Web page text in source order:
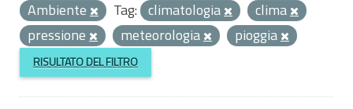
Ambiente
Tag: climatologia
clima
pressione
meteorologia pioggia
RISULTATO DEL FILTRO